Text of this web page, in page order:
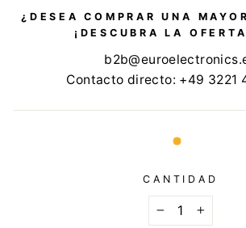
¿DESEA COMPRAR UNA
¡DESCUBRA LA
Contacto directo: +49 3221
CANTIDAD
+